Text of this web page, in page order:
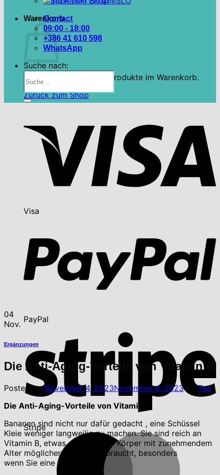
Warenkorb
Es befinden sich keine Produkte im Warenkorb.
Zurück zum Shop
Visa
PayPal
Stripe
Contact
09:00 - 18:00
+386 41 610 598
WhatsApp
Suche nach:
04
Nov.
Ergänzungen
Die Anti-Aging-Vorteile von Vitamin B
Posted onNovember 4, 2023November 4, 2023 byTea
Die Anti-Aging-Vorteile von Vitamin B.
Bananen sind nicht nur dafür gedacht , eine Schüssel
Kleie weniger langweilig zu machen. Sie sind reich an
Vitamin B, etwas, von dem Ihr Körper mit zunehmendem
Alter möglicherweise mehr braucht, besonders
wenn Sie eine Frau sind.